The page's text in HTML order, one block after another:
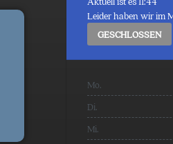
Leider haben wir im
GESCHLOSSEN
Mo.
Di.
Mi.